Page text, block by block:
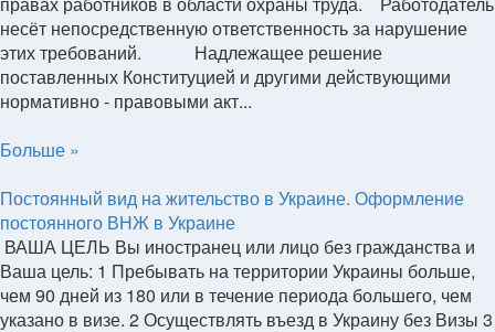
несёт непосредственную ответственность за нарушение
этих требований. Надлежащее решение
поставленных Конституцией и другими действующими
нормативно - правовыми акт...
Больше »
Постоянный вид на жительство в Украине. Оформление
постоянного ВНЖ в Украине
ВАША ЦЕЛЬ Вы иностранец или лицо без гражданства и
Ваша цель: 1 Пребывать на территории Украины больше,
чем 90 дней из 180 или в течение периода большего, чем
указано в визе. 2 Осуществлять въезд в Украину без Визы 3